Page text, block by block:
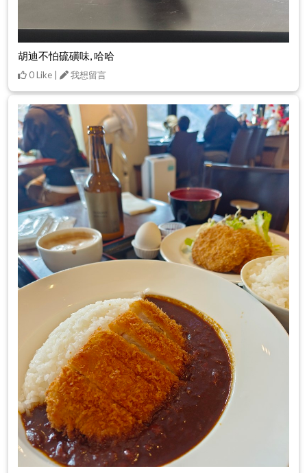
胡迪不怕硫磺味, 哈哈
0 Like | 我想留言